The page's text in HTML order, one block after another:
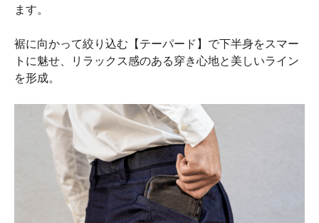
ます。
裾に向かって絞り込む【テーパード】で下半身をスマー
トに魅せ、リラックス感のある穿き心地と美しいライン
を形成。